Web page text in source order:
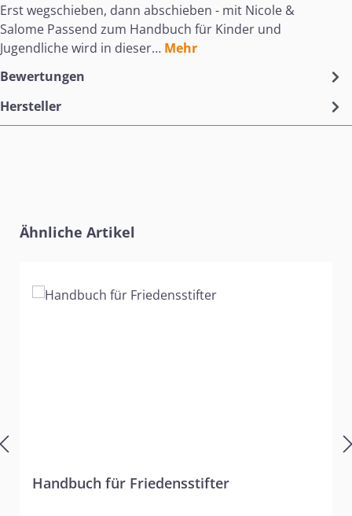
Erst wegschieben, dann abschieben - mit Nicole &
Salome Passend zum Handbuch für Kinder und
Jugendliche wird in dieser… Mehr
Bewertungen
Hersteller
Produktgalerie überspringen
Ähnliche Artikel
Handbuch für Friedensstifter